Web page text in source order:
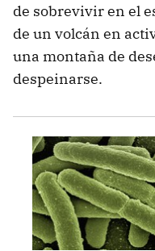
de sobrevivir en el
de un volcán en
una montaña de
despeinarse.